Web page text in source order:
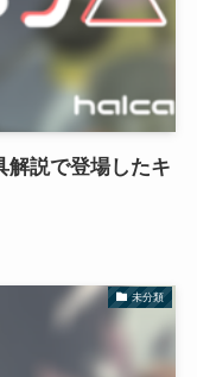
説で登場したキ
未分類